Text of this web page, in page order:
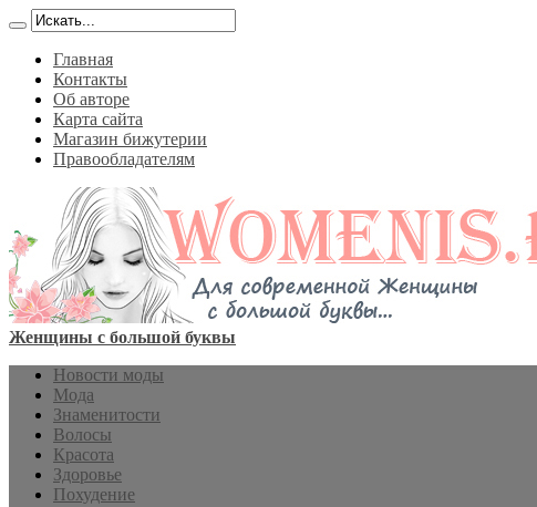
Главная
Контакты
Об авторе
Карта сайта
Магазин бижутерии
Правообладателям
Женщины с большой буквы
Новости моды
Мода
Знаменитости
Волосы
Красота
Здоровье
Похудение